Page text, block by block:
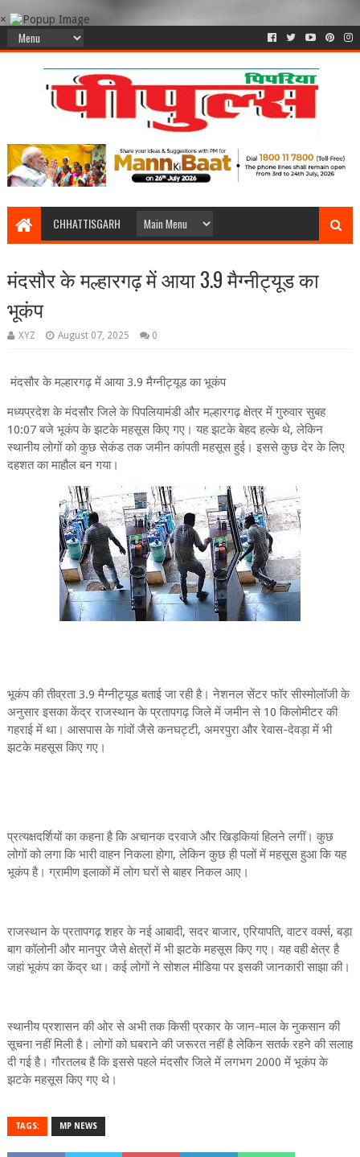
×
CHHATTISGARH
मंदसौर के मल्हारगढ़ में आया 3.9 मैग्नीट्यूड का
भूकंप
XYZ August 07, 2025 0
मंदसौर के मल्हारगढ़ में आया 3.9 मैग्नीट्यूड का भूकंप
मध्यप्रदेश के मंदसौर जिले के पिपलियामंडी और मल्हारगढ़ क्षेत्र में गुरुवार सुबह
10:07 बजे भूकंप के झटके महसूस किए गए। यह झटके बेहद हल्के थे, लेकिन
स्थानीय लोगों को कुछ सेकंड तक जमीन कांपती महसूस हुई। इससे कुछ देर के लिए
दहशत का माहौल बन गया।
भूकंप की तीव्रता 3.9 मैग्नीट्यूड बताई जा रही है। नेशनल सेंटर फॉर सीस्मोलॉजी के
अनुसार इसका केंद्र राजस्थान के प्रतापगढ़ जिले में जमीन से 10 किलोमीटर की
गहराई में था। आसपास के गांवों जैसे कनघट्टी, अमरपुरा और रेवास-देवड़ा में भी
झटके महसूस किए गए।
प्रत्यक्षदर्शियों का कहना है कि अचानक दरवाजे और खिड़कियां हिलने लगीं। कुछ
लोगों को लगा कि भारी वाहन निकला होगा, लेकिन कुछ ही पलों में महसूस हुआ कि यह
भूकंप है। ग्रामीण इलाकों में लोग घरों से बाहर निकल आए।
राजस्थान के प्रतापगढ़ शहर के नई आबादी, सदर बाजार, एरियापति, वाटर वर्क्स, बड़ा
बाग कॉलोनी और मानपुर जैसे क्षेत्रों में भी झटके महसूस किए गए। यह वही क्षेत्र है
जहां भूकंप का केंद्र था। कई लोगों ने सोशल मीडिया पर इसकी जानकारी साझा की।
स्थानीय प्रशासन की ओर से अभी तक किसी प्रकार के जान-माल के नुकसान की
सूचना नहीं मिली है। लोगों को घबराने की जरूरत नहीं है लेकिन सतर्क रहने की सलाह
दी गई है। गौरतलब है कि इससे पहले मंदसौर जिले में लगभग 2000 में भूकंप के
झटके महसूस किए गए थे।
TAGS: MP NEWS